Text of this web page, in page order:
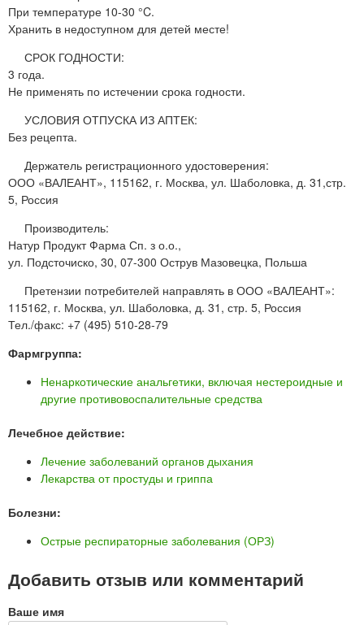
При температуре 10-30 °C.
Хранить в недоступном для детей месте!
СРОК ГОДНОСТИ:
3 года.
Не применять по истечении срока годности.
УСЛОВИЯ ОТПУСКА ИЗ АПТЕК:
Без рецепта.
Держатель регистрационного удостоверения:
ООО «ВАЛЕАНТ», 115162, г. Москва, ул. Шаболовка, д. 31,стр.
5, Россия
Производитель:
Натур Продукт Фарма Сп. з о.о.,
ул. Подсточиско, 30, 07-300 Острув Мазовецка, Польша
Претензии потребителей направлять в ООО «ВАЛЕАНТ»:
115162, г. Москва, ул. Шаболовка, д. 31, стр. 5, Россия
Тел./факс: +7 (495) 510-28-79
Фармгруппа:
Ненаркотические анальгетики, включая нестероидные и
другие противовоспалительные средства
Лечебное действие:
Лечение заболеваний органов дыхания
Лекарства от простуды и гриппа
Болезни:
Острые респираторные заболевания (ОРЗ)
Добавить отзыв или комментарий
Ваше имя